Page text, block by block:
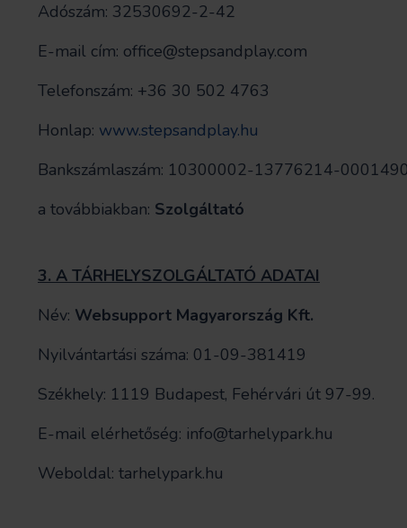
Adószám: 32530692-2-42
E-mail cím: office@stepsandplay.com
Telefonszám: +36 30 502 4763
Honlap: www.stepsandplay.hu
Bankszámlaszám: 10300002-13776214-
a továbbiakban: Szolgáltató
3. A TÁRHELYSZOLGÁLTATÓ ADATAI
Név: Websupport Magyarország Kft.
Nyilvántartási száma: 01-09-381419
Székhely: 1119 Budapest, Fehérvári út 97-99.
E-mail elérhetőség: info@tarhelypark.hu
Weboldal: tarhelypark.hu